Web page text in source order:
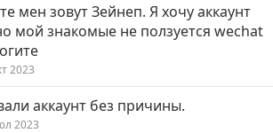
мен зовут Зейнеп. Я хочу аккаунт
мой знакомые не ползуется wechat
2023
аккаунт без причины.
2023